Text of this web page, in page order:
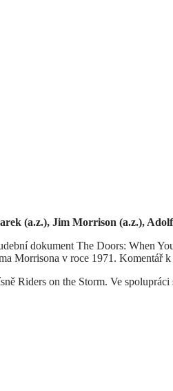
(a.z.), Jim Morrison (a.z.),
dokument The Doors: When
Morrisona v roce 1971. Komentář
Riders on the Storm. Ve